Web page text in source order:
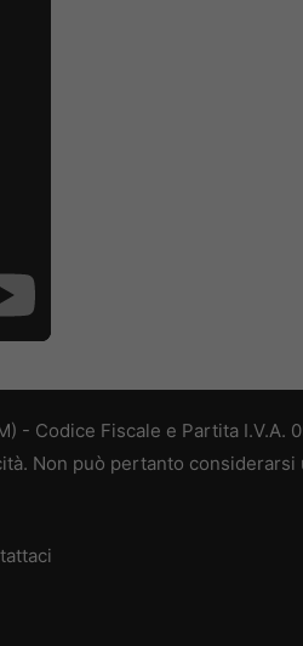
- Codice Fiscale e Partita I.V.A.
Non può pertanto